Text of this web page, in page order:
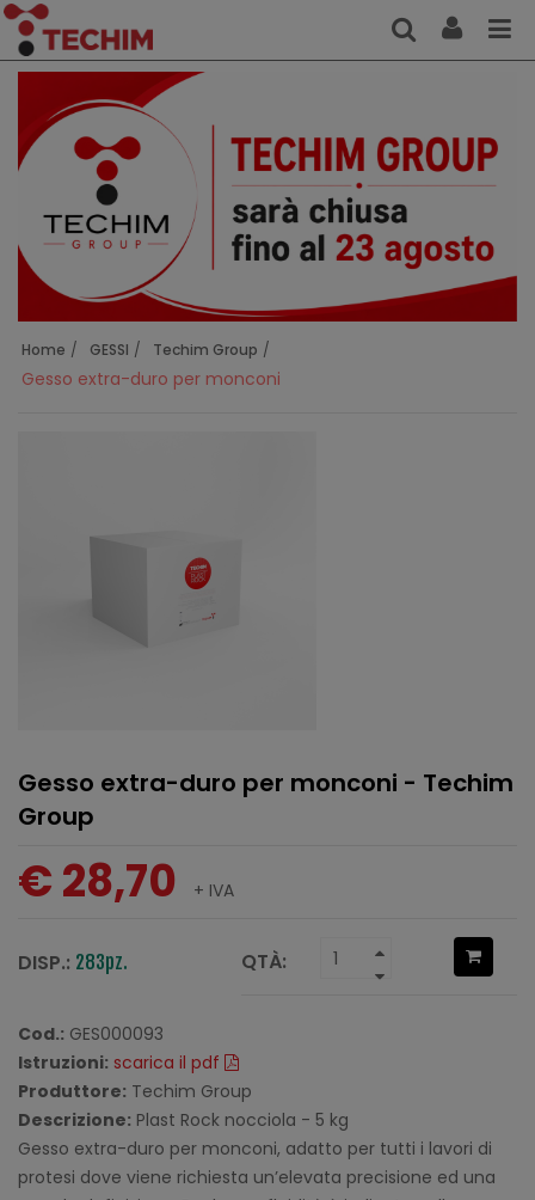
Home GESSI Techim Group
Gesso extra-duro per monconi
Gesso extra-duro per monconi - Techim
Group
€ 28,70 + IVA
DISP.: 283pz. QTÀ:
Cod.: GES000093
Istruzioni: scarica il pdf
Produttore: Techim Group
Descrizione: Plast Rock nocciola - 5 kg
Gesso extra-duro per monconi, adatto per tutti i lavori di
protesi dove viene richiesta un’elevata precisione ed una